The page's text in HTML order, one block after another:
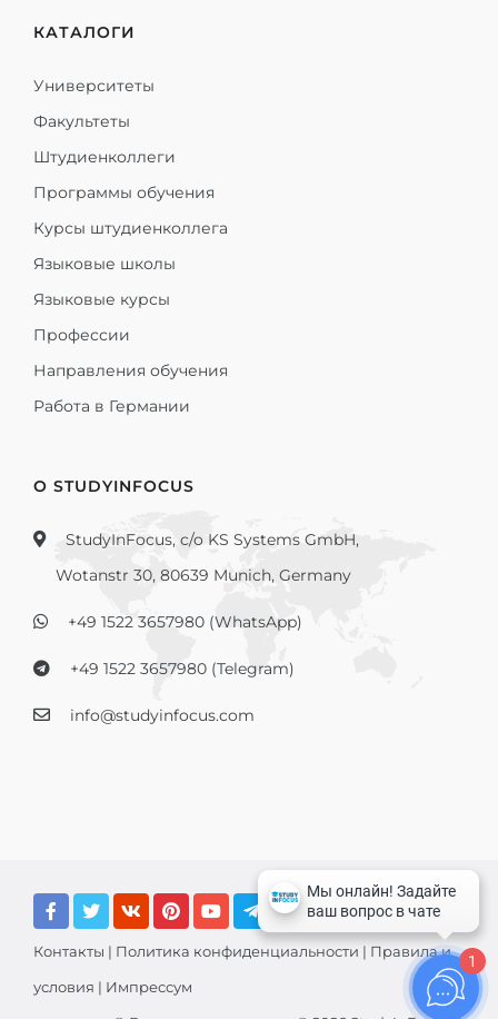
КАТАЛОГИ
Университеты
Факультеты
Штудиенколлеги
Программы обучения
Курсы штудиенколлега
Языковые школы
Языковые курсы
Профессии
Направления обучения
Работа в Германии
О STUDYINFOCUS
StudyInFocus, c/o KS Systems GmbH,
Wotanstr 30, 80639 Munich, Germany
+49 1522 3657980 (WhatsApp)
+49 1522 3657980 (Telegram)
info@studyinfocus.com
Контакты | Политика конфиденциальности | Правила и
условия | Импрессум
1